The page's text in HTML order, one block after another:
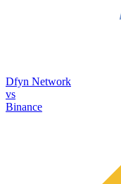
Dfyn Network
vs
Binance